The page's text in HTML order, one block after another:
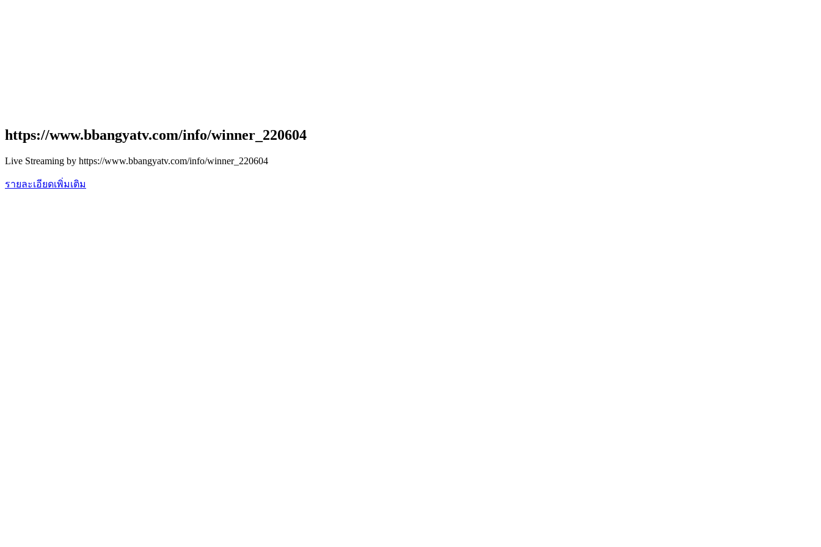
https://www.bbangyatv.com/info/winner_220604
Live Streaming by https://www.bbangyatv.com/info/winner_220604
รายละเอียดเพิ่มเติม